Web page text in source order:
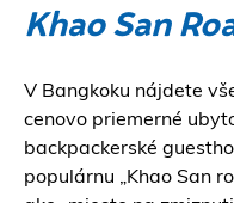
Khao San
V Bangkoku nájdete
cenovo priemerné
backpackerské
populárnu „Khao San